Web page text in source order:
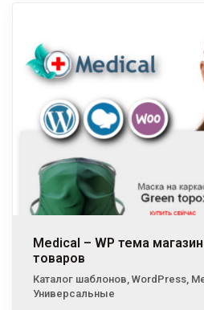
Medical – WP тема
товаров
Каталог шаблонов, WordPress,
Универсальные